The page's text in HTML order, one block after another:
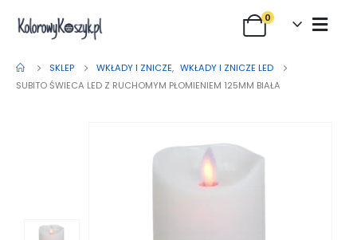
0
SKLEP WKŁADY I ZNICZE, WKŁADY I ZNICZE LED
SUBITO ŚWIECA LED Z RUCHOMYM PŁOMIENIEM 125MM BIAŁA